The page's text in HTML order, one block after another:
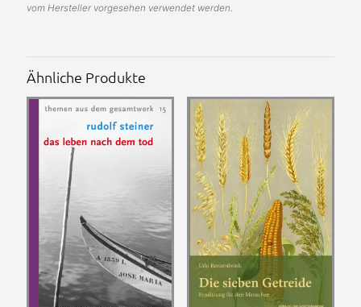
vom Hersteller vorgesehen verwendet werden.
Ähnliche Produkte